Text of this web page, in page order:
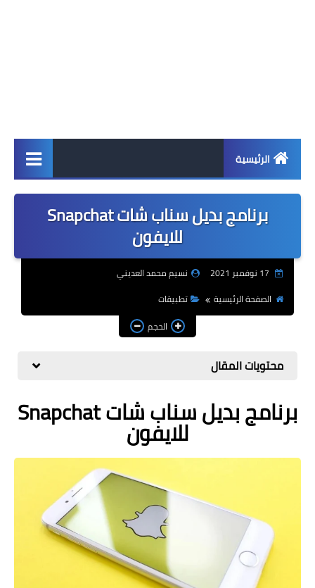
الرئيسية
اخبار
ابل
اندرويد
مراجعات
الربح من الانترنت
ذكاء اصطناعي
برنامج بديل سناب شات Snapchat
للايفون
نسيم محمد العديني
الصفحة الرئيسية
تطبيقات
الحجم
محتويات المقال
برنامج بديل سناب شات Snapchat
للايفون